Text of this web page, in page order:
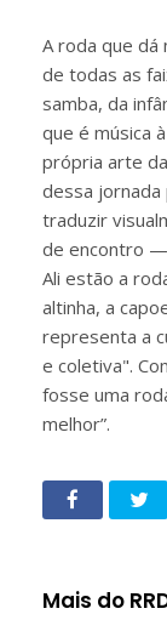
A roda que dá
de todas as
samba, da
que é música
própria arte
dessa jornada
traduzir
de encontro —
Ali estão a
altinha, a
representa a
e coletiva".
fosse uma
melhor”.
Mais do